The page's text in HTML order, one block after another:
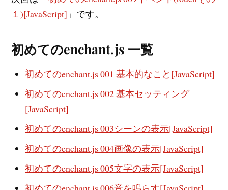
１)[JavaScript] 」です。
初めてのenchant.js 一覧
初めてのenchant.js 001 基本的なこと[JavaScript]
初めてのenchant.js 002 基本セッティング
[JavaScript]
初めてのenchant.js 003シーンの表示[JavaScript]
初めてのenchant.js 004画像の表示[JavaScript]
初めてのenchant.js 005文字の表示[JavaScript]